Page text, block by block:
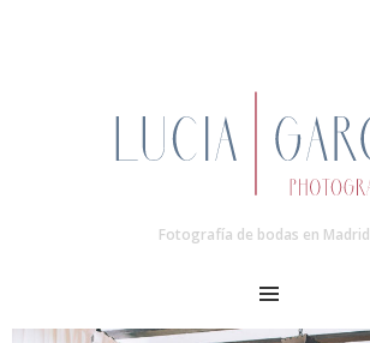
Fotografía de bodas en Madrid
MENU